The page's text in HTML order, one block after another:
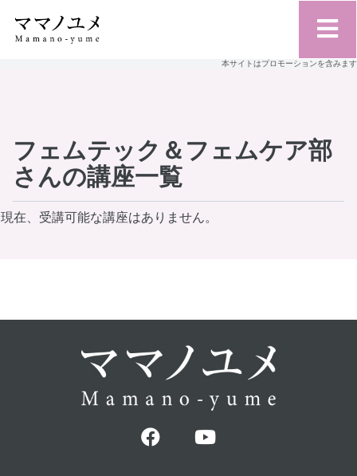
本サイトはプロモーションを含みます
フェムテック＆フェムケア部
さんの講座一覧
現在、受講可能な講座はありません。